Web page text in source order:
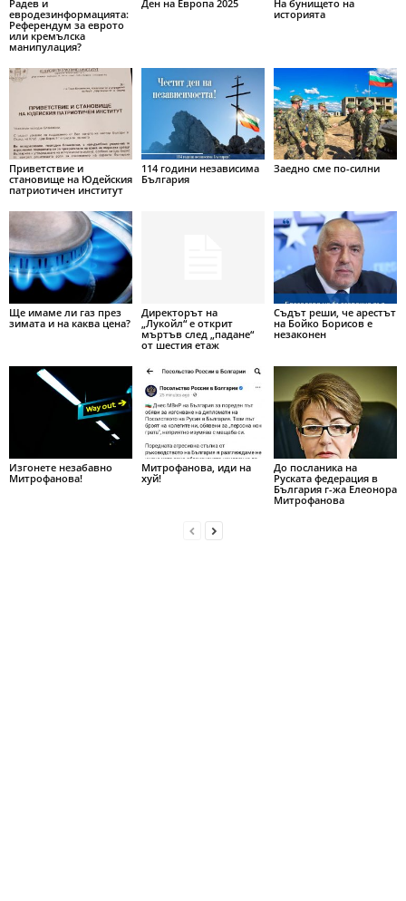
Радев и
евродезинформацията:
Референдум за еврото
или кремълска
манипулация?
Ден на Европа 2025
На бунището на
историята
Приветствие и
становище на Юдейския
патриотичен институт
114 години независима
България
Заедно сме по-силни
Ще имаме ли газ през
зимата и на каква цена?
Директорът на
„Лукойл“ е открит
мъртъв след „падане“
от шестия етаж
Съдът реши, че арестът
на Бойко Борисов е
незаконен
Изгонете незабавно
Митрофанова!
Митрофанова, иди на
хуй!
До посланика на
Руската федерация в
България г-жа Елеонора
Митрофанова